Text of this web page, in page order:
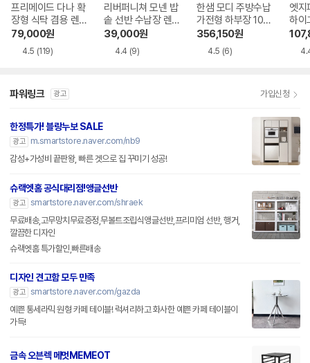
프리메이드 다나 확
장형 식탁 겸용 렌
지대
79,000원
4.5 (119)
리버퍼니쳐 모넨 밥
솥 선반 수납장 렌
지대 500
39,000원
4.4 (9)
한샘 모디 주방수납
가전형 하부장 100
cm
356,150원
4.5 (6)
엣지
하이
븐렌
파워링크 광고 가입신청
한정특가! 블랑누보 SALE
광고
m.smartstore.naver.com/nb9
감성+가성비 끝판왕, 빠른 겟으로 집 꾸미기 성공!
슈랙엣홈 공식대리점!앵글선반
광고
smartstore.naver.com/shraek
무료배송,고무망치무료증정,무볼트조립식앵글선반,프리미엄 선반, 행거,
깔끔한 디자인
슈랙엣홈 특가할인,빠른배송
디자인 견고함 모두 만족
광고
smartstore.naver.com/gazda
예쁜 통세라믹 원형 카페 테이블! 럭셔리하고 화사한 예쁜 카페 테이블이
가득!
금속 오븐렉 메멋MEMEOT